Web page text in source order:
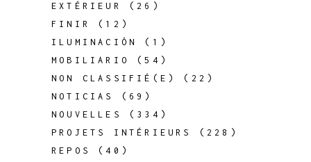
EXTÉRIEUR
(26)
FINIR
(12)
ILUMINACIÓN
(1)
MOBILIARIO
(54)
NON CLASSIFIÉ(E)
(22)
NOTICIAS
(69)
NOUVELLES
(334)
PROJETS INTÉRIEURS
(228)
REPOS
(40)